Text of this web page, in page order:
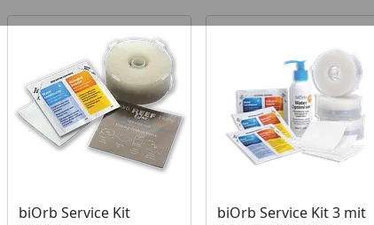
biOrb Service Kit
biOrb Service Kit 3 mit